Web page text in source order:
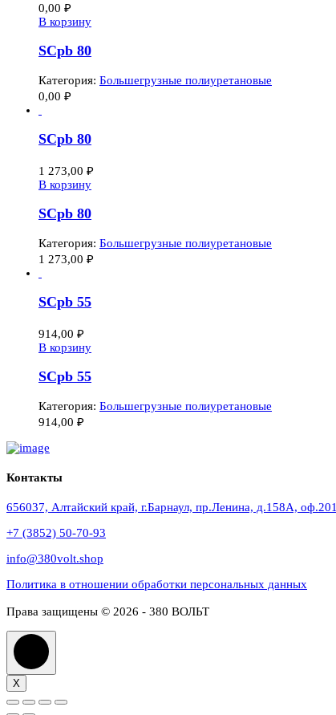
0,00 ₽
В корзину
SCpb 80
Категория: Большегрузные полиуретановые
0,00 ₽
SCpb 80
1 273,00 ₽
В корзину
SCpb 80
Категория: Большегрузные полиуретановые
1 273,00 ₽
SCpb 55
914,00 ₽
В корзину
SCpb 55
Категория: Большегрузные полиуретановые
914,00 ₽
Контакты
656037, Алтайский край, г.Барнаул, пр.Ленина, д.158А, оф.201
+7 (3852) 50-70-93
info@380volt.shop
Политика в отношении обработки персональных данных
Права защищены © 2026 - 380 ВОЛЬТ
X